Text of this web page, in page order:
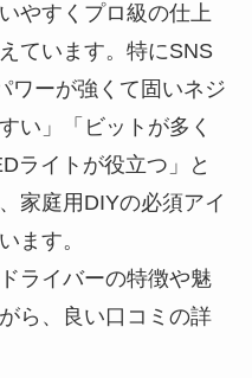
やすくプロ級の仕上
ています。特にSNS
ワーが強くて固いネジ
い」「ビットが多く
ライトが役立つ」と
家庭用DIYの必須アイ
ます。
ライバーの特徴や魅
ら、良い口コミの詳